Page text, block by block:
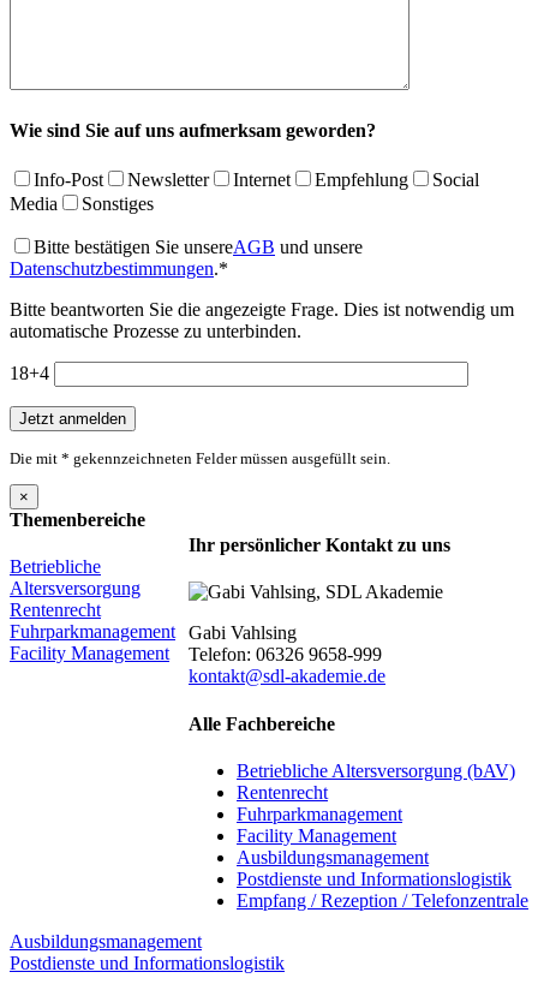
Wie sind Sie auf uns aufmerksam geworden?
Info-Post Newsletter Internet Empfehlung
Social
Media
Sonstiges
Bitte bestätigen Sie unsereAGB und unsere
Datenschutzbestimmungen.*
Bitte beantworten Sie die angezeigte Frage. Dies ist notwendig um
automatische Prozesse zu unterbinden.
18+4
Die mit * gekennzeichneten Felder müssen ausgefüllt sein.
×
Ihr persönlicher Kontakt zu uns
Gabi Vahlsing
Telefon: 06326 9658-999
kontakt@sdl-akademie.de
Alle Fachbereiche
Betriebliche Altersversorgung (bAV)
Rentenrecht
Fuhrparkmanagement
Facility Management
Ausbildungsmanagement
Postdienste und Informationslogistik
Empfang / Rezeption / Telefonzentrale
Themenbereiche
Betriebliche
Altersversorgung
Rentenrecht
Fuhrparkmanagement
Facility Management
Ausbildungsmanagement
Postdienste und Informationslogistik